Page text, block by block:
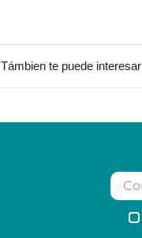
Támbien te puede interesar